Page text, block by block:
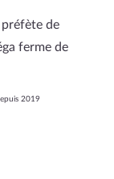
de
ferme de
2019